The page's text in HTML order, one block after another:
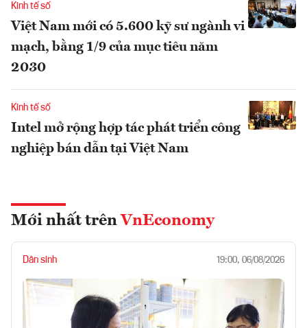
Kinh tế số
Việt Nam mới có 5.600 kỹ sư ngành vi
mạch, bằng 1/9 của mục tiêu năm
2030
Kinh tế số
Intel mở rộng hợp tác phát triển công
nghiệp bán dẫn tại Việt Nam
Mới nhất trên VnEconomy
Dân sinh 19:00, 06/08/2026